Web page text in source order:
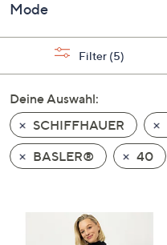
Pfeiltasten
nach
und
nach
unten
oder
wischen
Sie
Mode
Filter (5)
Deine Auswahl:
SCHIFFHAUER
BASLER®
40